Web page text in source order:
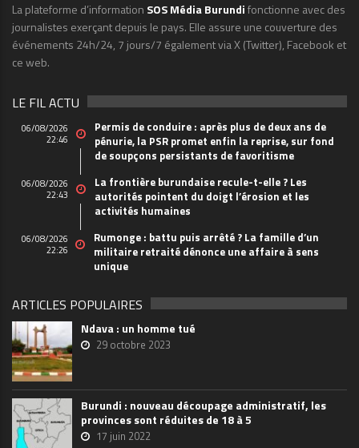
La plateforme d’information SOS Média Burundifonctionne avec des
journalistes exerçant depuis le pays. Elle assure une couverture des
événements 24h/24, 7 jours/7 également via X (Twitter), Facebook et
ce web.
LE FIL ACTU
06/08/2026
22:46
Permis de conduire : après plus de deux ans de
pénurie, la PSR promet enfin la reprise, sur fond
de soupçons persistants de favoritisme
06/08/2026
22:43
La frontière burundaise recule-t-elle ? Les
autorités pointent du doigt l’érosion et les
activités humaines
06/08/2026
22:26
Rumonge : battu puis arrêté ? La famille d’un
militaire retraité dénonce une affaire à sens
unique
ARTICLES POPULAIRES
Ndava : un homme tué
29 octobre 2023
Burundi : nouveau découpage administratif, les
provinces sont réduites de 18 à 5
17 juin 2022